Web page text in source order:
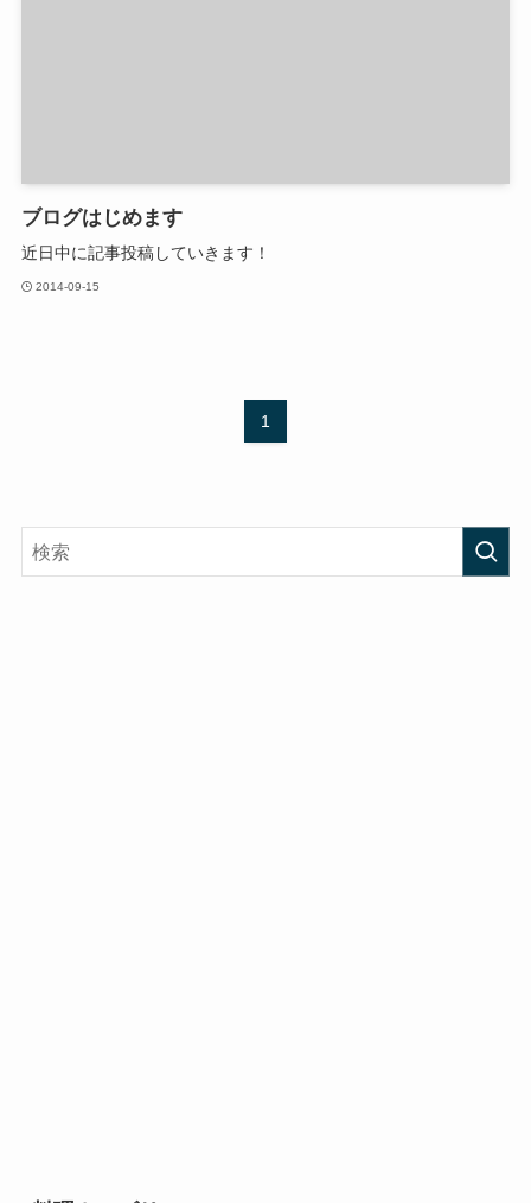
ブログはじめます
近日中に記事投稿していきます！
2014-09-15
1